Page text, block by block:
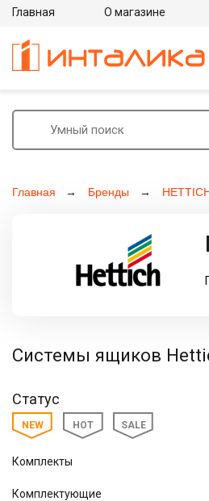
Главная Бренды
Системы ящиков
Статус
NEW HOT SALE
Комплекты
Комплектующие
Главная О магазине